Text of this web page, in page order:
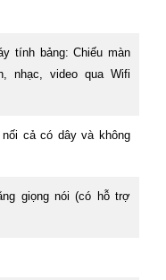
tính bảng: Chiếu màn
nhạc, video qua Wifi
cả có dây và không
giọng nói (có hỗ trợ